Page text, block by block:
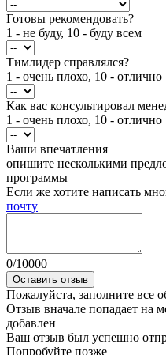
Готовы рекомендовать?
1 - не буду, 10 - буду всем
Тимлидер справлялся?
1 - очень плохо, 10 - отлично
Как вас консультировал
1 - очень плохо, 10 - отлично
Ваши впечатления
опишите несколькими
программы
Если же хотите написать
почту
0/10000
Оставить отзыв
Пожалуйста, заполните все
Отзыв вначале попадает на
добавлен
Ваш отзыв был успешно
Попробуйте позже